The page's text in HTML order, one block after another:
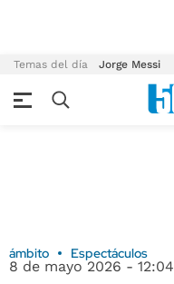
Temas del día Jorge Messi
ámbito Espectáculos
8 de mayo 2026 - 12:04